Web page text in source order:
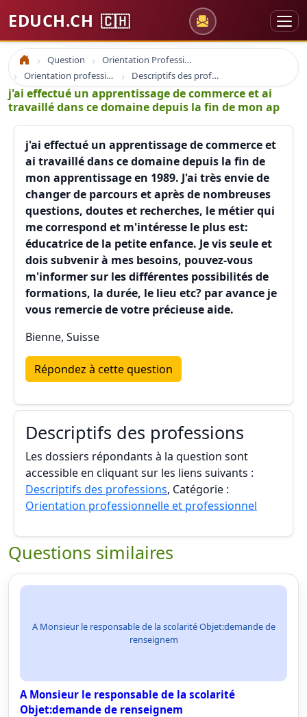
EDUCH.CH 🇨🇭
Accueil Question
Orientation Professionnelle
Orientation professionnelle et professionnel
Descriptifs des professions
j'ai effectué un apprentissage de commerce et ai
travaillé dans ce domaine depuis la fin de mon ap
j'ai effectué un apprentissage de commerce et
ai travaillé dans ce domaine depuis la fin de
mon apprentissage en 1989. J'ai très envie de
changer de parcours et après de nombreuses
questions, doutes et recherches, le métier qui
me correspond et m'intéresse le plus est:
éducatrice de la petite enfance. Je vis seule et
dois subvenir à mes besoins, pouvez-vous
m'informer sur les différentes possibilités de
formations, la durée, le lieu etc? par avance je
vous remercie de votre précieuse aide.
Bienne, Suisse
Répondez à cette question
Descriptifs des professions
Les dossiers répondants à la question sont
accessible en cliquant sur les liens suivants :
Descriptifs des professions, Catégorie :
Orientation professionnelle et professionnel
Questions similaires
A Monsieur le responsable de la scolarité Objet:demande de
renseignem
A Monsieur le responsable de la scolarité
Objet:demande de renseignem